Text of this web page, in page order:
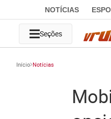
NOTÍCIAS
Seções
Início Notícias